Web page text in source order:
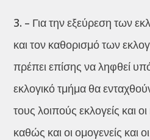
3. – Για την εξεύρεση των
και τον καθορισμό των
πρέπει επίσης να ληφθεί
εκλογικό τμήμα θα
τους λοιπούς εκλογείς και οι
καθώς και οι ομογενείς και